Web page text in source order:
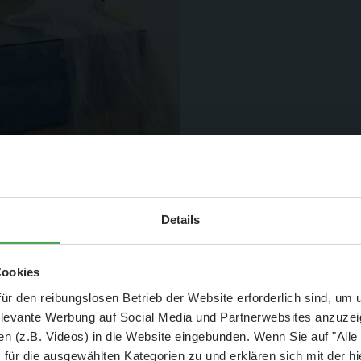
Details
den reibungslosen Betrieb der Website erforderlich sind, um
Werbung auf Social Media und Partnerwebsites
(z.B. Videos) in die Website eingebunden. Wenn Sie auf
die ausgewählten Kategorien zu und erklären sich mit der
Auch das versunkene
Erbauer, auf die vielen
sicherlich an dieser
Aktuelle Mitteilung
25 % Ersparnis bei Große Pötte & kleine
und September - ohne Wartezeit
- Abendliche Hafenrundfahrt/Lichterfahrt 🛥️
- anschließender Wunderland-BesuchOHNEWartezeit 🚂